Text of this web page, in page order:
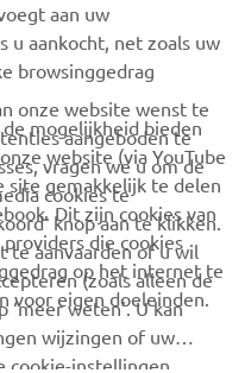
over de nieuwste deals,
en nog veel meer
we uw persoonlijke
aan uw
u aankocht, net zoals uw
browsinggedrag
mogelijkheid bieden
website (via YouTube
site gemakkelijk te delen
Dit zijn cookies van
die cookies
op het internet te
voor eigen doeleinden.
onze website wenst te
aangeboden te
vragen we u om de
cookies te
knop aan te klikken.
te aanvaarden of u wil
(zoals alleen de
‘meer weten’. U kan
wijzingen of uw
instellingen.